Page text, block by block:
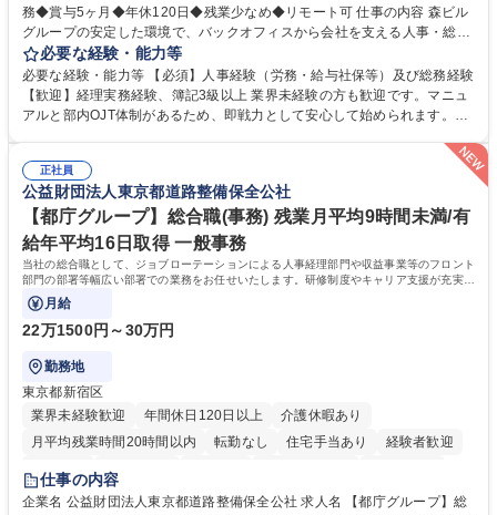
務◆賞与5ヶ月◆年休120日◆残業少なめ◆リモート可 仕事の内容 森ビル
グループの安定した環境で、バックオフィスから会社を支える人事・総務
をお任せします。 労務と総務の業務をバランスよく担当し、ゆくゆくは制
度改定などのコア業務にも挑戦できる、やりがいある環境です。 ■勤怠管
理、給与計算、社会保険手続き、年末調整等の労務管理全般 ■入退社手続
き、社内規定の改定や人事制度改定などのコア業務 ■社内イベントの企画
は部内のOJTを中心に、あなたの経験に合わせて不足している部分はいつ
でも質問・相談できる環境が整っているため、安心して成長できます。 募
集職種 【森ビルG】人事・総務◆賞与5ヶ月◆年休120日◆残業少なめ◆
リモート可
必要な経験・能力等
必要な経験・能力等 【必須】人事経験（労務・給与社保等）及び総務経験
【歓迎】経理実務経験、簿記3級以上 業界未経験の方も歓迎です。マニュ
アルと部内OJT体制があるため、即戦力として安心して始められます。
ます。定型業務に留まらず、社内規定や人事制度の改定など会社のコア業
務に挑戦できるため、自身の成長と組織への貢献度をダイレクトに実感で
きます。 残業少なめ、週1日リモート可など、ワークライフバランスを保
ち長期活躍できる環境です。 「これまでの幅広い経験を活かし、長期的な
キャリアを築きたい」という前向きな意欲と挑戦を全力で応援します。 学
歴・資格 学歴：大学院 大学 高専 短大 専修学校 高校 語学力： 資格：日商
簿記検定1級 日商簿記検定2級 日商簿記検定3級
正社員
公益財団法人東京都道路整備保全公社
【都庁グループ】総合職(事務) 残業月平均9時間未満/有
給年平均16日取得 一般事務
当社の総合職として、ジョブローテーションによる人事経理部門や収益事業等のフロント
部門の部署等幅広い部署での業務をお任せいたします。研修制度やキャリア支援が充実し
ております！ ※下記業務詳細
月給
22万1500円～30万円
勤務地
東京都新宿区
業界未経験歓迎
年間休日120日以上
介護休暇あり
月平均残業時間20時間以内
転勤なし 住宅手当あり
経験者歓迎
研修あり
退職金あり
駅近5分以内
資格取得手当あり 食事補助あり
仕事の内容
企業名 公益財団法人東京都道路整備保全公社 求人名 【都庁グループ】総